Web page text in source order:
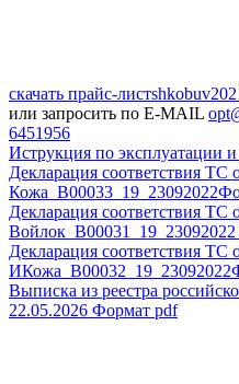
скачать прайс-лист
или запросить по E-MAIL
6451956
Иструкция по эксплуатации
Декларация соответствия ТС
Кожа_В00033_19_23092022
Декларация соответствия ТС
Войлок_B00031_19_23092022
Декларация соответствия ТС
ИКожа_В00032_19_23092022
Выписка из реестра
22.05.2026 Формат pdf